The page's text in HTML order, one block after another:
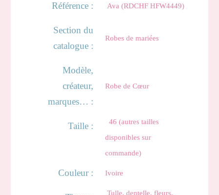
Référence : Ava (RDCHF HFW4449)
Section du
catalogue :
Robes de mariées
Modèle,
créateur,
marques… :
Robe de Cœur
Taille :
46 (autres tailles
disponibles sur
commande)
Couleur : Ivoire
Tulle, dentelle, fleurs,